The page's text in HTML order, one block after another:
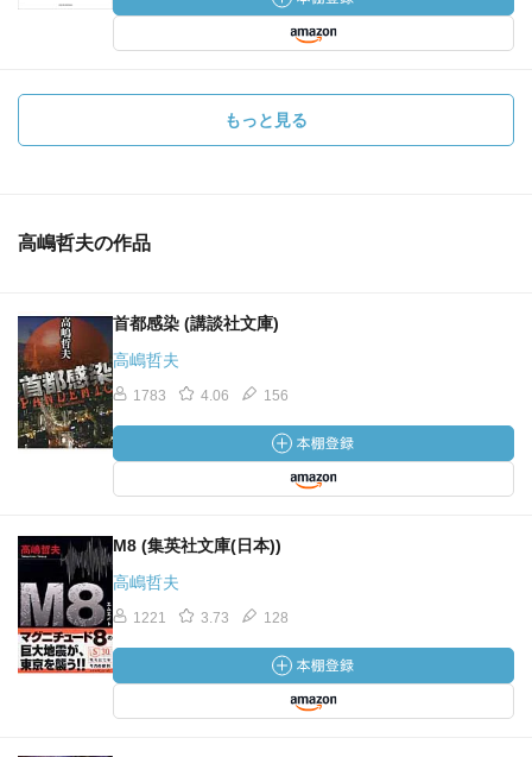
もっと見る
高嶋哲夫の作品
首都感染 (講談社文庫)
高嶋哲夫
1783 4.06 156
M8 (集英社文庫(日本))
高嶋哲夫
1221 3.73 128